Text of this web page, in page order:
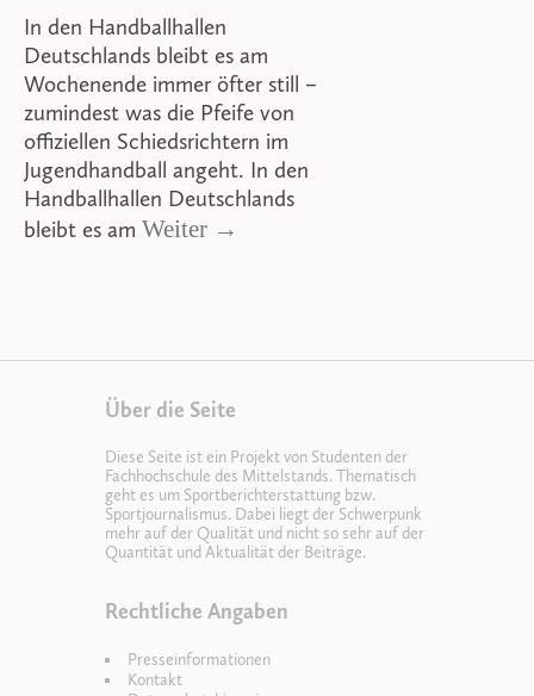
In den Handballhallen
Deutschlands bleibt es am
Wochenende immer öfter still –
zumindest was die Pfeife von
offiziellen Schiedsrichtern im
Jugendhandball angeht. In den
Handballhallen Deutschlands
bleibt es am Weiter →
Über die Seite
Diese Seite ist ein Projekt von Studenten der
Fachhochschule des Mittelstands. Thematisch
geht es um Sportberichterstattung bzw.
Sportjournalismus. Dabei liegt der Schwerpunk
mehr auf der Qualität und nicht so sehr auf der
Quantität und Aktualität der Beiträge.
Rechtliche Angaben
Presseinformationen
Kontakt